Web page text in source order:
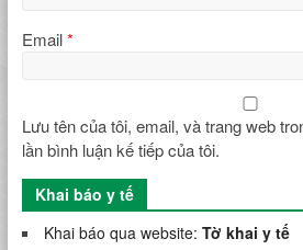
Email*
Lưu tên của tôi, email, và trang web
lần bình luận kế tiếp của tôi.
Khai báo y tế
Khai báo qua website: Tờ khai y tế